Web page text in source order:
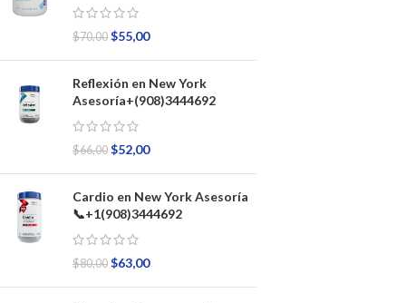
$70,00 $55,00
Reflexión en New York
Asesoría+(908)3444692
$66,00 $52,00
Cardio en New York Asesoría
📞+1(908)3444692
$80,00 $63,00